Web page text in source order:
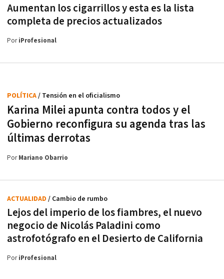
Aumentan los cigarrillos y esta es la lista
completa de precios actualizados
PoriProfesional
Karina Milei apunta contra todos y el
Gobierno reconfigura su agenda tras las
últimas derrotas
POLÍTICA/ Tensión en el oficialismo
PorMariano Obarrio
Lejos del imperio de los fiambres, el nuevo
negocio de Nicolás Paladini como
astrofotógrafo en el Desierto de California
ACTUALIDAD / Cambio de rumbo
PoriProfesional